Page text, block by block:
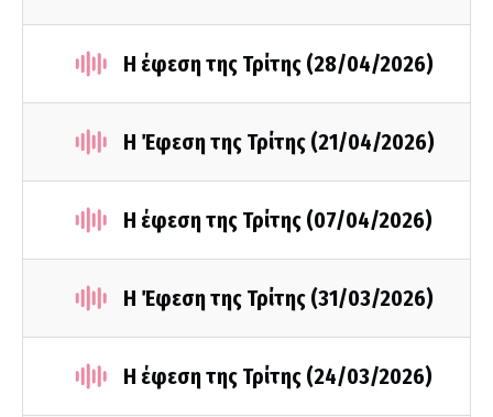
Η έφεση της Τρίτης (28/04/2026)
Η Έφεση της Τρίτης (21/04/2026)
Η έφεση της Τρίτης (07/04/2026)
Η Έφεση της Τρίτης (31/03/2026)
Η έφεση της Τρίτης (24/03/2026)